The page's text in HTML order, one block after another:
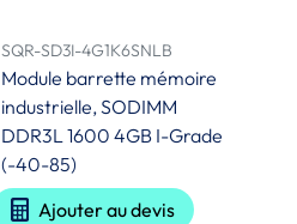
SQR-SD3I-4G1K6SNLB
Module barrette mémoire
industrielle, SODIMM
DDR3L 1600 4GB I-Grade
(-40-85)
Ajouter au devis